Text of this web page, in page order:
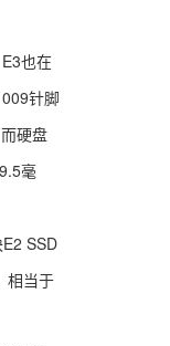
也在
针脚
硬盘
毫
SSD
相当于